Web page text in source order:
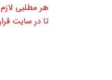
هر مطلبی
تا در سایت